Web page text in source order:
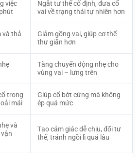
việc
Ngắt tư thế cố định, đưa cổ
vai về trạng thái tự nhiên hơn
và thả
Giảm gồng vai, giúp cơ thể
thư giãn hơn
Tăng chuyển động nhẹ cho
vùng vai – lưng trên
trong
mái
Giúp cổ bớt cứng mà không
ép quá mức
và
Tạo cảm giác dễ chịu, đổi tư
thế, tránh ngồi lì quá lâu